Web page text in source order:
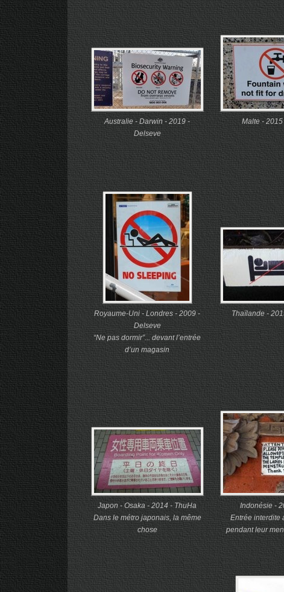
Australie - Darwin - 2019 -
Delseve
Malte -
Royaume-Uni - Londres - 2009 -
Delseve
“Ne pas dormir”... devant l’entrée
d’un magasin
Thaïlande -
Japon - Osaka - 2014 - ThuHa
Dans le métro japonais, la même
chose
Indonésie -
Entrée interdite
pendant leur